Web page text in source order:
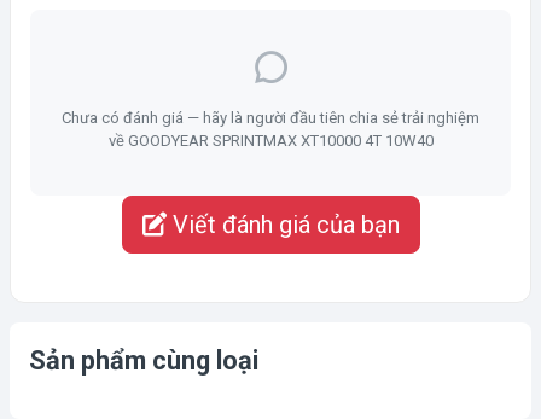
Chưa có đánh giá — hãy là người đầu tiên chia sẻ trải nghiệm
về GOODYEAR SPRINTMAX XT10000 4T 10W40
Viết đánh giá của bạn
Sản phẩm cùng loại